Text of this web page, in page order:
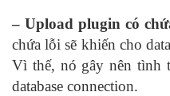
– Upload plugin có
chứa lỗi sẽ khiến cho
Vì thế, nó gây nên tình
database connection.